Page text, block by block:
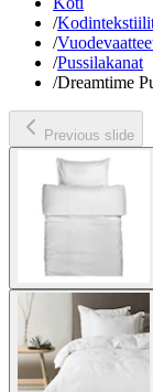
/
/
/Pussilakanat
/Dreamtime
Previous slide